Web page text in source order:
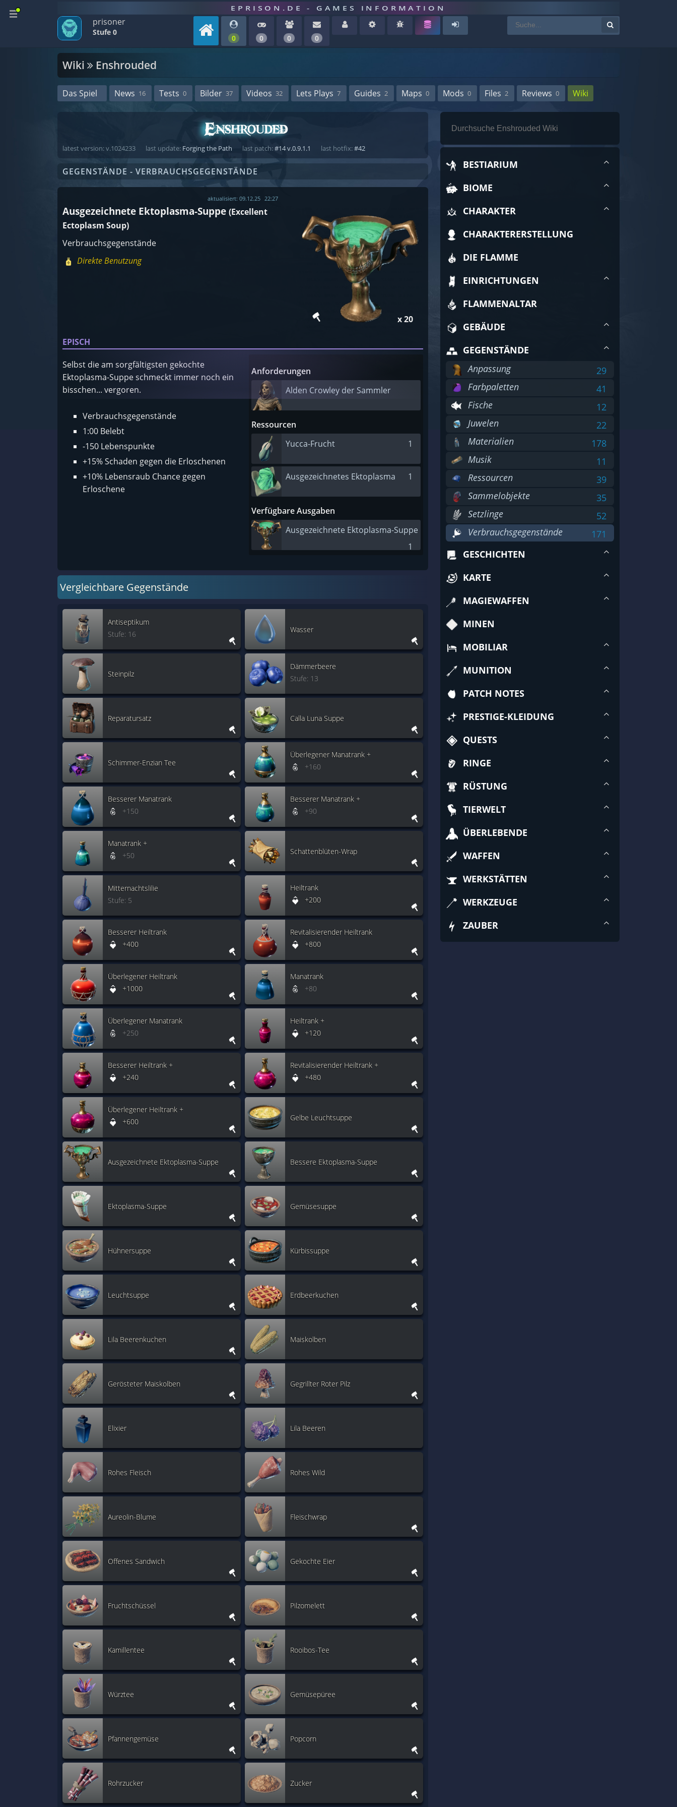
EPRISON.DE - GAMES INFORMATION
prisoner
Stufe 0
0 0 0 0
Wiki Enshrouded
Das Spiel News 16 Tests 0 Bilder 37 Videos 32 Lets Plays 7 Guides 2 Maps 0 Mods 0 Files 2 Reviews 0 Wiki
latest version: v.1024233 last update: Forging the Path last patch:#14 v.0.9.1.1 last hotfix:#42
GEGENSTÄNDE - VERBRAUCHSGEGENSTÄNDE
aktualisiert: 09.12.25 22:27
Ausgezeichnete Ektoplasma-Suppe (Excellent
Ectoplasm Soup)
Verbrauchsgegenstände
Direkte Benutzung
x 20
EPISCH
Selbst die am sorgfältigsten gekochte
Ektoplasma-Suppe schmeckt immer noch ein
bisschen... vergoren.
Verbrauchsgegenstände
1:00 Belebt
-150 Lebenspunkte
+15% Schaden gegen die Erloschenen
+10% Lebensraub Chance gegen
Erloschene
Anforderungen
Alden Crowley der Sammler
Ressourcen
Yucca-Frucht
1
Ausgezeichnetes Ektoplasma 1
Verfügbare Ausgaben
Ausgezeichnete Ektoplasma-Suppe
1
Vergleichbare Gegenstände
Antiseptikum
Stufe: 16
Wasser
Steinpilz
Dämmerbeere
Stufe: 13
Reparatursatz Calla Luna Suppe
Schimmer-Enzian Tee
Überlegener Manatrank +
+160
Besserer Manatrank
+150
Besserer Manatrank +
+90
Manatrank +
+50
Schattenblüten-Wrap
Mitternachtslilie
Stufe: 5
Heiltrank
+200
Besserer Heiltrank
+400
Revitalisierender Heiltrank
+800
Überlegener Heiltrank
+1000
Manatrank
+80
Überlegener Manatrank
+250
Heiltrank +
+120
Besserer Heiltrank +
+240
Revitalisierender Heiltrank +
+480
Überlegener Heiltrank +
+600
Gelbe Leuchtsuppe
Ausgezeichnete Ektoplasma-Suppe Bessere Ektoplasma-Suppe
Ektoplasma-Suppe Gemüsesuppe
Hühnersuppe Kürbissuppe
Leuchtsuppe Erdbeerkuchen
Lila Beerenkuchen Maiskolben
Gerösteter Maiskolben Gegrillter Roter Pilz
Elixier Lila Beeren
Rohes Fleisch Rohes Wild
Aureolin-Blume Fleischwrap
Offenes Sandwich Gekochte Eier
Fruchtschüssel Pilzomelett
Kamillentee Rooibos-Tee
Würztee Gemüsepüree
Pfannengemüse Popcorn
Rohrzucker Zucker
BESTIARIUM
BIOME
CHARAKTER
CHARAKTERERSTELLUNG
DIE FLAMME
EINRICHTUNGEN
FLAMMENALTAR
GEBÄUDE
GEGENSTÄNDE
Anpassung
29
Farbpaletten
41
Fische
12
Juwelen
22
Materialien
178
Musik
11
Ressourcen
39
Sammelobjekte
35
Setzlinge
52
Verbrauchsgegenstände
171
GESCHICHTEN
KARTE
MAGIEWAFFEN
MINEN
MOBILIAR
MUNITION
PATCH NOTES
PRESTIGE-KLEIDUNG
QUESTS
RINGE
RÜSTUNG
TIERWELT
ÜBERLEBENDE
WAFFEN
WERKSTÄTTEN
WERKZEUGE
ZAUBER